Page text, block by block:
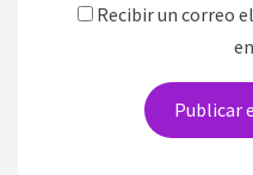
Recibir un correo